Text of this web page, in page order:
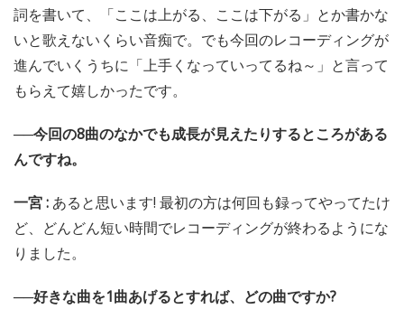
詞を書いて、「ここは上がる、ここは下がる」とか書かな
いと歌えないくらい音痴で。でも今回のレコーディングが
進んでいくうちに「上手くなっていってるね～」と言って
もらえて嬉しかったです。
──今回の8曲のなかでも成長が見えたりするところがある
んですね。
一宮 : あると思います! 最初の方は何回も録ってやってたけ
ど、どんどん短い時間でレコーディングが終わるようにな
りました。
──好きな曲を1曲あげるとすれば、どの曲ですか?